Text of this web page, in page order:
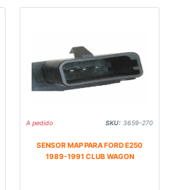
A pedido SKU: 3659-270
SENSOR MAP PARA FORD E250
1989-1991 CLUB WAGON